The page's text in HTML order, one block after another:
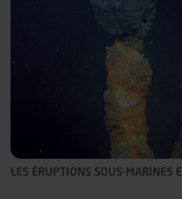
LES ÉRUPTIONS SOUS-MARINES